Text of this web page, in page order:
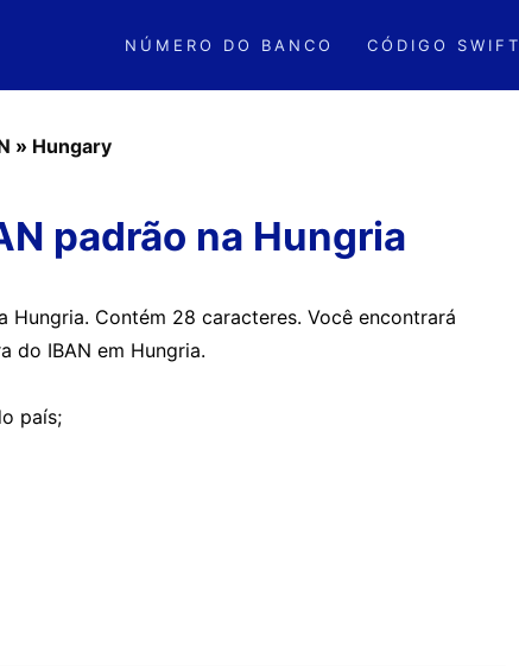
NÚMERO DO BANCO CÓDIGO SWIFT
» Hungary
padrão na Hungria
Contém 28 caracteres. Você encontrará
do IBAN em Hungria.
país;